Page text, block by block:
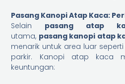
Pasang Kanopi Atap Kaca:
Selain pasang atap
utama, pasang kanopi atap
menarik untuk area luar
parkir. Kanopi atap kaca
keuntungan: